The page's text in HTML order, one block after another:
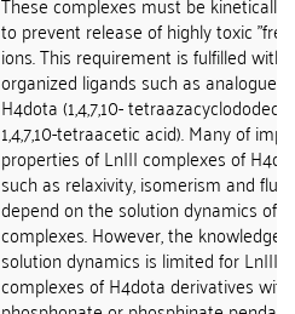
to prevent release of highly toxic
ions. This requirement is fulfilled with
organized ligands such as analogues
H4dota (1,4,7,10-
1,4,7,10-tetraacetic acid). Many of
properties of LnIII complexes of
such as relaxivity, isomerism and
depend on the solution dynamics of
complexes. However, the knowledge
solution dynamics is limited for LnIII
complexes of H4dota derivatives with